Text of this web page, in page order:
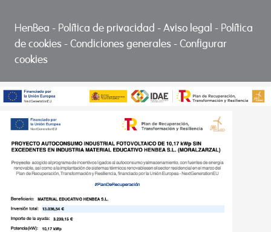
HenBea - Política de privacidad -Aviso legal - Política
de cookies -Condiciones generales -Configurar
cookies